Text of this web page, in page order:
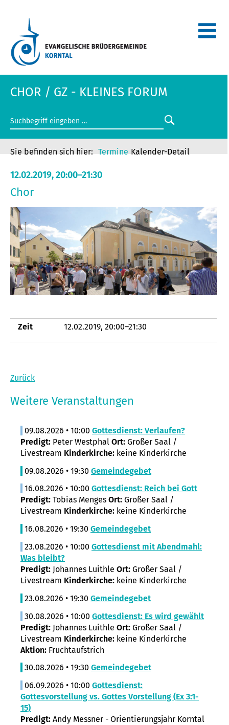
CHOR / GZ - KLEINES FORUM
Termine Kalender-Detail
12.02.2019, 20:00–21:30
Chor
Zeit 12.02.2019, 20:00–21:30
Zurück
Weitere Veranstaltungen
09.08.2026 • 10:00 Gottesdienst: Verlaufen?
Predigt: Peter Westphal Ort: Großer Saal /
Livestream Kinderkirche: keine Kinderkirche
09.08.2026 • 19:30 Gemeindegebet
16.08.2026 • 10:00 Gottesdienst: Reich bei Gott
Predigt: Tobias Menges Ort: Großer Saal /
Livestream Kinderkirche: keine Kinderkirche
16.08.2026 • 19:30 Gemeindegebet
23.08.2026 • 10:00 Gottesdienst mit Abendmahl:
Was bleibt?
Predigt: Johannes Luithle Ort: Großer Saal /
Livestream Kinderkirche: keine Kinderkirche
23.08.2026 • 19:30 Gemeindegebet
30.08.2026 • 10:00 Gottesdienst: Es wird gewählt
Predigt: Johannes Luithle Ort: Großer Saal /
Livestream Kinderkirche: keine Kinderkirche
Aktion: Fruchtaufstrich
30.08.2026 • 19:30 Gemeindegebet
06.09.2026 • 10:00 Gottesdienst:
Gottesvorstellung vs. Gottes Vorstellung (Ex 3:1-
15)
Predigt: Andy Messner - Orientierungsjahr Korntal